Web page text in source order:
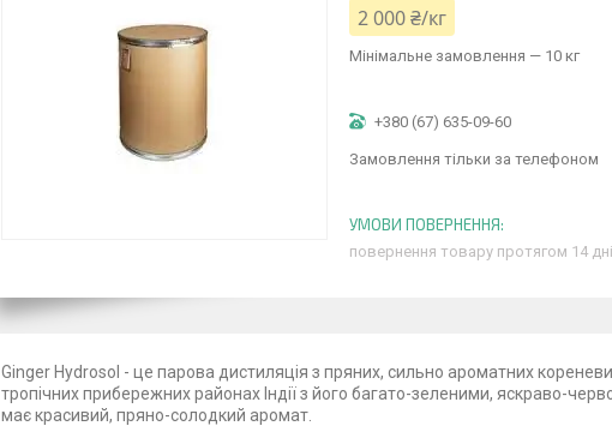
2 000 ₴/кг
Мінімальне замовлення — 10 кг
+380 (67) 635-09-60
Замовлення тільки за телефоном
повернення товару протягом 14
Ginger Hydrosol - це парова дистиляція з пряних, сильно ароматних
тропічних прибережних районах Індії з його багато-зеленими, яскраво-
має красивий, пряно-солодкий аромат.